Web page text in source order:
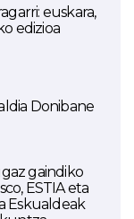
euskara,
edizioa
Donibane
gaindiko
ESTIA eta
Eskualdeak